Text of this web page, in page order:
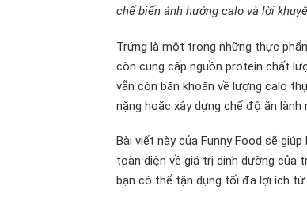
chế biến ảnh hưởng calo và lời
Trứng là một trong những thực
còn cung cấp nguồn protein chất
vẫn còn băn khoăn về lượng calo
nặng hoặc xây dựng chế độ ăn lành
Bài viết này của Funny Food sẽ
toàn diện về giá trị dinh dưỡng của
bạn có thể tận dụng tối đa lợi ích